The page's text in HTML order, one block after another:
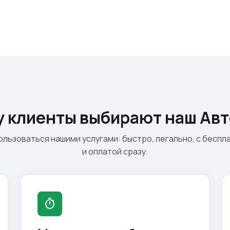
клиенты выбирают наш
нашими услугами: быстро, легально, с
и оплатой сразу.
timer